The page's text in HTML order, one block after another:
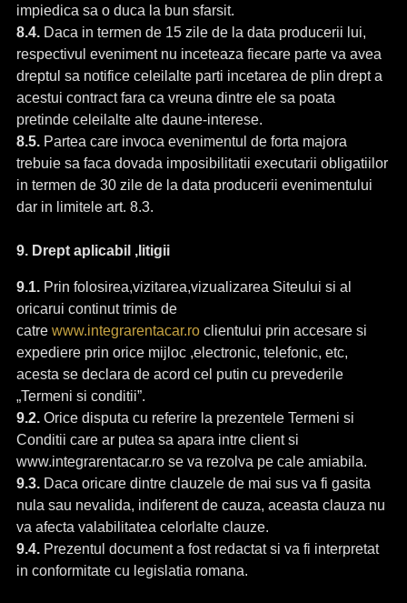
impiedica sa o duca la bun sfarsit.
8.4.Daca in termen de 15 zile de la data producerii lui,
respectivul eveniment nu inceteaza fiecare parte va avea
dreptul sa notifice celeilalte parti incetarea de plin drept a
acestui contract fara ca vreuna dintre ele sa poata
pretinde celeilalte alte daune-interese.
8.5.Partea care invoca evenimentul de forta majora
trebuie sa faca dovada imposibilitatii executarii obligatiilor
in termen de 30 zile de la data producerii evenimentului
dar in limitele art. 8.3.
9. Drept aplicabil ,litigii
9.1.Prin folosirea,vizitarea,vizualizarea Siteului si al
oricarui continut trimis de
catre www.integrarentacar.roclientului prin accesare si
expediere prin orice mijloc ,electronic, telefonic, etc,
acesta se declara de acord cel putin cu prevederile
„Termeni si conditii”.
9.2.Orice disputa cu referire la prezentele Termeni si
Conditii care ar putea sa apara intre client si
www.integrarentacar.ro se va rezolva pe cale amiabila.
9.3.Daca oricare dintre clauzele de mai sus va fi gasita
nula sau nevalida, indiferent de cauza, aceasta clauza nu
va afecta valabilitatea celorlalte clauze.
9.4.Prezentul document a fost redactat si va fi interpretat
in conformitate cu legislatia romana.